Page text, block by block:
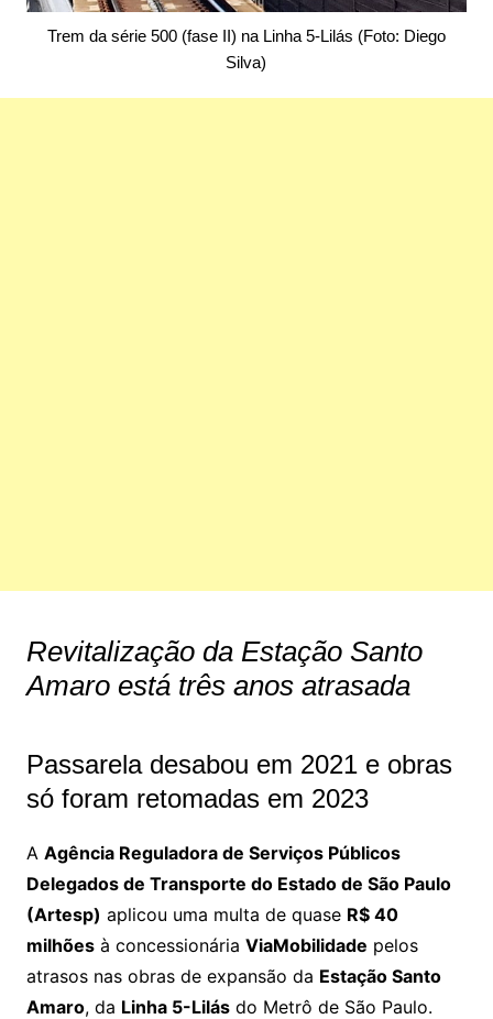
Trem da série 500 (fase II) na Linha 5-Lilás (Foto: Diego
Silva)
Revitalização da Estação Santo
Amaro está três anos atrasada
Passarela desabou em 2021 e obras
só foram retomadas em 2023
A Agência Reguladora de Serviços Públicos
Delegados de Transporte do Estado de São Paulo
(Artesp) aplicou uma multa de quase R$ 40
milhõesà concessionária ViaMobilidade pelos
atrasos nas obras de expansão da Estação Santo
Amaro, da Linha 5-Lilásdo Metrô de São Paulo.